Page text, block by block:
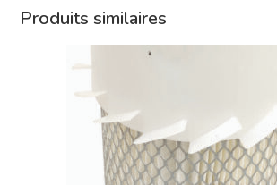
Produits similaires